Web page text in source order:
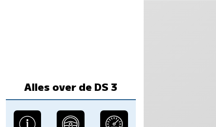
Alles over de DS 3